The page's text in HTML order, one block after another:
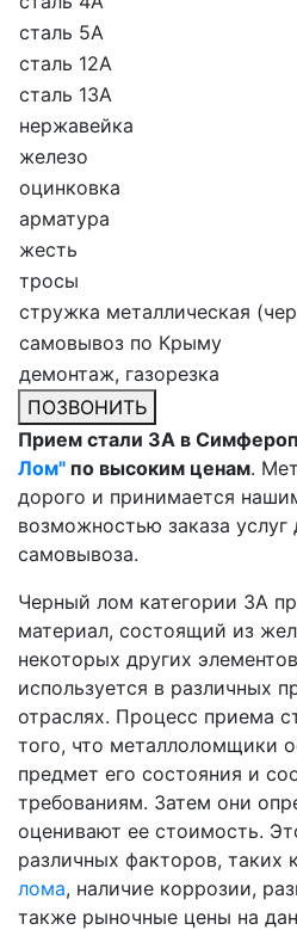
сталь 5А
сталь 12А
сталь 13А
нержавейка
железо
оцинковка
арматура
жесть
тросы
стружка металлическая
самовывоз по Крыму
демонтаж, газорезка
ПОЗВОНИТЬ
Прием стали 3А в
Лом" по высоким ценам.
дорого и принимается
возможностью заказа
самовывоза.
Черный лом категории 3A
материал, состоящий из
некоторых других
используется в различных
отраслях. Процесс приема
того, что металлоломщики
предмет его состояния и
требованиям. Затем они
оценивают ее стоимость.
различных факторов, таких
лома, наличие коррозии,
также рыночные цены на